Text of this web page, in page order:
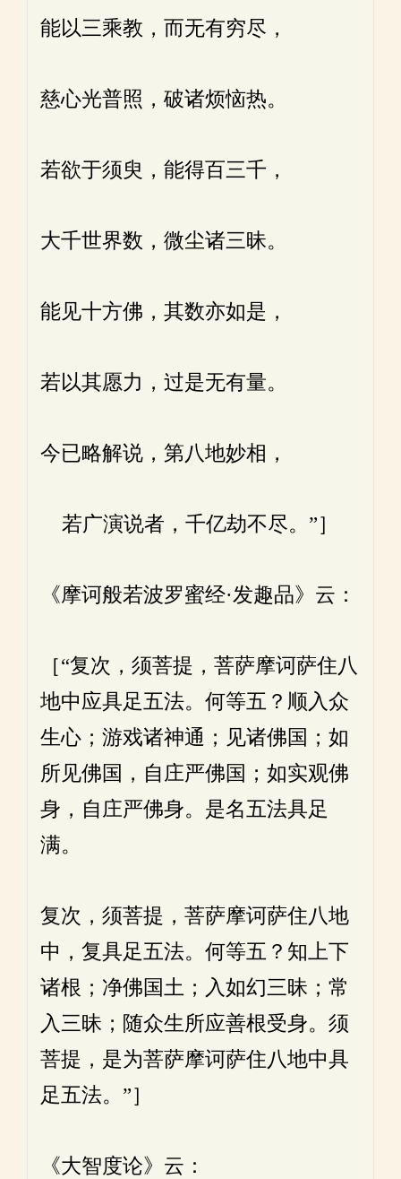
能以三乘教，而无有穷尽，
慈心光普照，破诸烦恼热。
若欲于须臾，能得百三千，
大千世界数，微尘诸三昧。
能见十方佛，其数亦如是，
若以其愿力，过是无有量。
今已略解说，第八地妙相，
若广演说者，千亿劫不尽。”］
《摩诃般若波罗蜜经·发趣品》云：
［“复次，须菩提，菩萨摩诃萨住八
地中应具足五法。何等五？顺入众
生心；游戏诸神通；见诸佛国；如
所见佛国，自庄严佛国；如实观佛
身，自庄严佛身。是名五法具足
满。
复次，须菩提，菩萨摩诃萨住八地
中，复具足五法。何等五？知上下
诸根；净佛国土；入如幻三昧；常
入三昧；随众生所应善根受身。须
菩提，是为菩萨摩诃萨住八地中具
足五法。”］
《大智度论》云：